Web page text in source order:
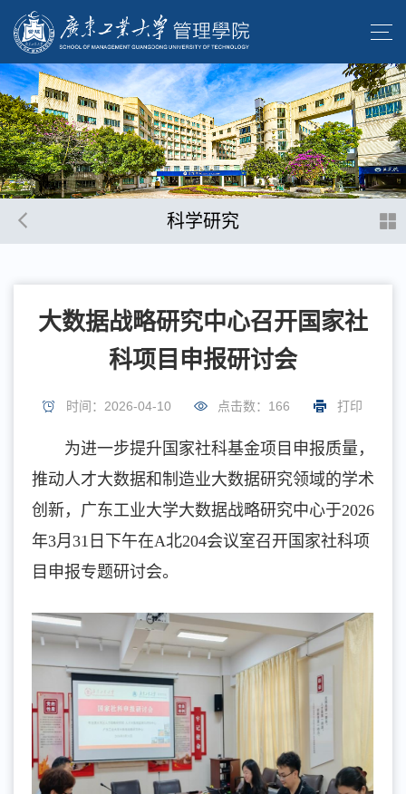
科学研究
大数据战略研究中心召开国家社
科项目申报研讨会
时间：2026-04-10 点击数： 166 打印
为进一步提升国家社科基金项目申报质量，
推动人才大数据和制造业大数据研究领域的学术
创新，广东工业大学大数据战略研究中心于2026
年3月31日下午在A北204会议室召开国家社科项
目申报专题研讨会。